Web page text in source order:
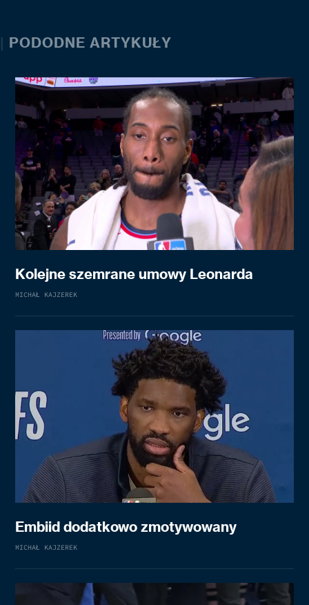
| PODODNE ARTYKUŁY
Kolejne szemrane umowy Leonarda
MICHAŁ KAJZEREK
Embiid dodatkowo zmotywowany
MICHAŁ KAJZEREK